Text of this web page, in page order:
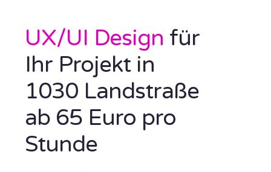
UX/UI Design für
Ihr Projekt in
1030 Landstraße
ab 65 Euro pro
Stunde